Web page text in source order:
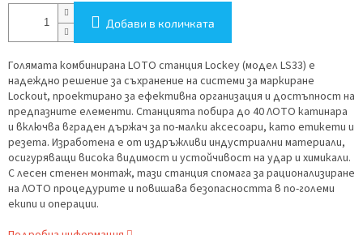
Добави в количката
Голямата комбинирана LOTO станция Lockey (модел LS33) е
надеждно решение за съхранение на системи за маркиране
Lockout, проектирано за ефективна организация и достъпност на
предпазните елементи. Станцията побира до 40 ЛОТО катинара
и включва вграден държач за по-малки аксесоари, като етикети и
резета. Изработена е от издръжливи индустриални материали,
осигуряващи висока видимост и устойчивост на удар и химикали.
С лесен стенен монтаж, тази станция спомага за рационализиране
на ЛОТО процедурите и повишава безопасността в по-големи
екипи и операции.